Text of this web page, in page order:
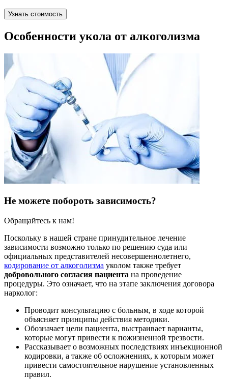
Узнать стоимость
Особенности укола от алкоголизма
Не можете побороть зависимость?
Обращайтесь к нам!
Поскольку в нашей стране принудительное лечение
зависимости возможно только по решению суда или
официальных представителей несовершеннолетнего,
кодирование от алкоголизма уколом также требует
добровольного согласия пациента на проведение
процедуры. Это означает, что на этапе заключения договора
нарколог:
Проводит консультацию с больным, в ходе которой
объясняет принципы действия методики.
Обозначает цели пациента, выстраивает варианты,
которые могут привести к пожизненной трезвости.
Рассказывает о возможных последствиях инъекционной
кодировки, а также об осложнениях, к которым может
привести самостоятельное нарушение установленных
правил.